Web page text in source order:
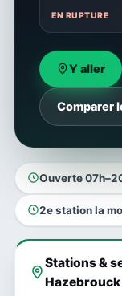
EN RUPTURE
Y aller
Comparer
Ouverte
2e station la
Stations &
Hazebrouck